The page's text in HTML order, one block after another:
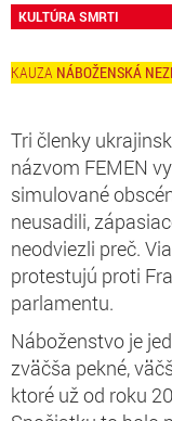
KULTÚRA SMRTI
NÁBOŽENSKÁ
Tri členky
názvom FEMEN
simulované
neusadili,
neodviezli preč.
protestujú proti
parlamentu.
Náboženstvo je
zväčša pekné,
ktoré už od roku